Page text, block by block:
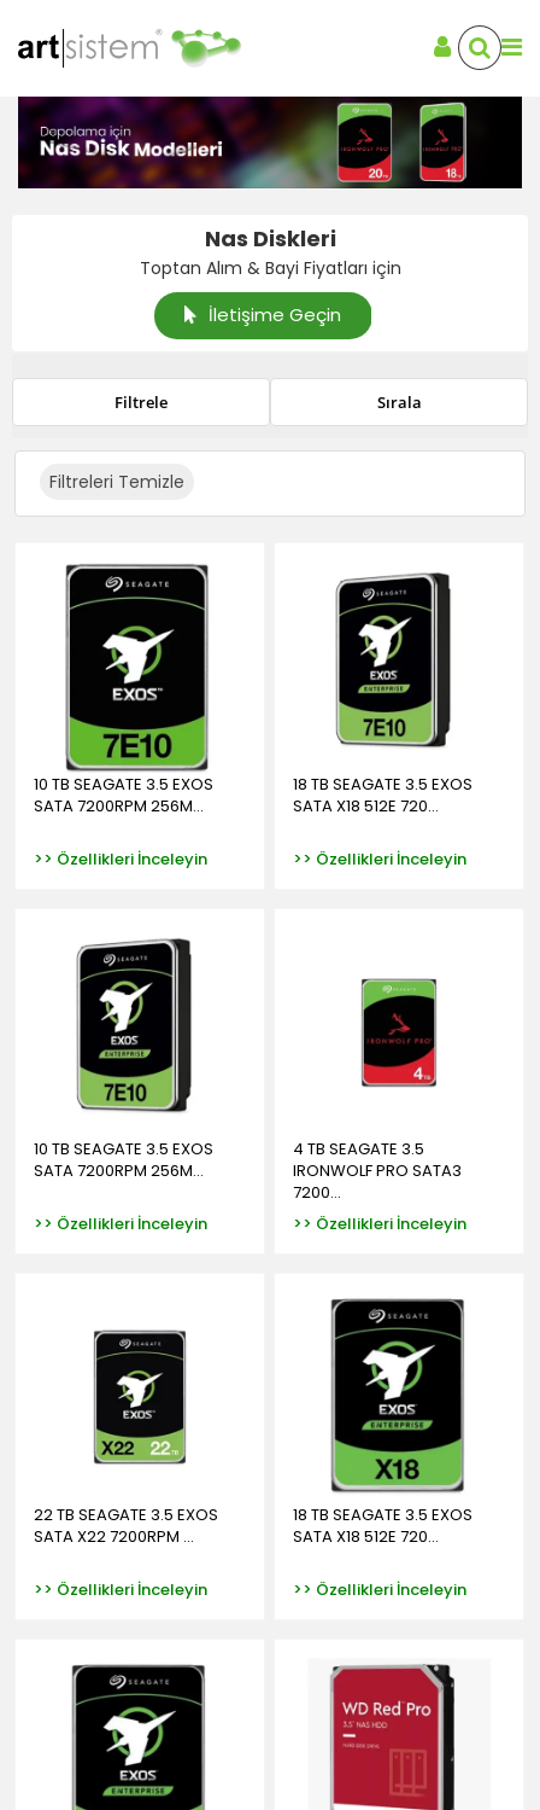
Nas Diskleri
Toptan Alım & Bayi Fiyatları için
İletişime Geçin
Filtrele Sırala
Filtreleri Temizle
10 TB SEAGATE 3.5 EXOS
SATA 7200RPM 256M...
>> Özellikleri İnceleyin
18 TB SEAGATE 3.5 EXOS
SATA X18 512E 720...
>> Özellikleri İnceleyin
10 TB SEAGATE 3.5 EXOS
SATA 7200RPM 256M...
>> Özellikleri İnceleyin
4 TB SEAGATE 3.5
IRONWOLF PRO SATA3
7200...
>> Özellikleri İnceleyin
22 TB SEAGATE 3.5 EXOS
SATA X22 7200RPM ...
>> Özellikleri İnceleyin
18 TB SEAGATE 3.5 EXOS
SATA X18 512E 720...
>> Özellikleri İnceleyin